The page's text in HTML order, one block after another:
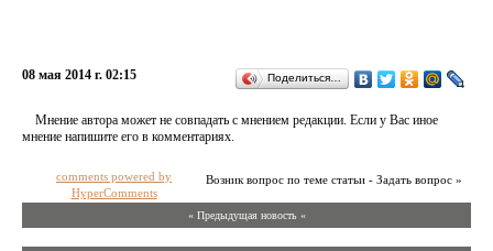
08 мая 2014 г. 02:15 Поделиться…
Мнение автора может не совпадать с мнением редакции. Если у Вас иное
мнение напишите его в комментариях.
Возник вопрос по теме статьи - Задать вопрос »
comments powered by
HyperComments
« Предыдущая новость «